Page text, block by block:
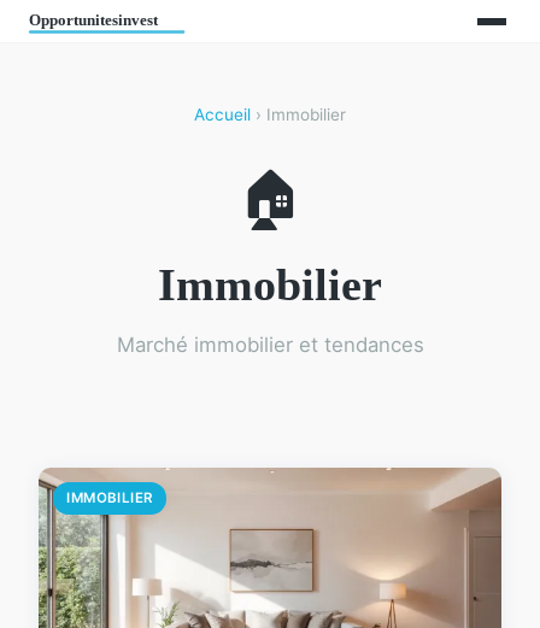
Accueil › Immobilier
🏠
Immobilier
Marché immobilier et tendances
IMMOBILIER